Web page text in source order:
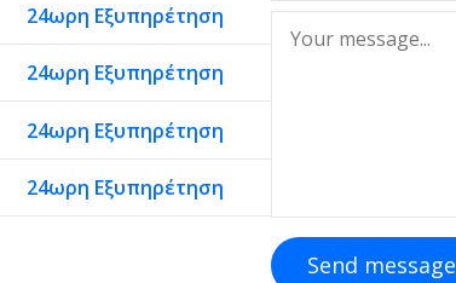
24ωρη Εξυπηρέτηση
24ωρη Εξυπηρέτηση
24ωρη Εξυπηρέτηση
24ωρη Εξυπηρέτηση
Send message